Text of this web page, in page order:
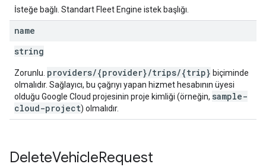
İsteğe bağlı. Standart Fleet Engine istek başlığı.
name
string
Zorunlu. providers/{provider}/trips/{trip} biçiminde
olmalıdır. Sağlayıcı, bu çağrıyı yapan hizmet hesabının üyesi
olduğu Google Cloud projesinin proje kimliği (örneğin, sample-
cloud-project) olmalıdır.
DeleteVehicleRequest